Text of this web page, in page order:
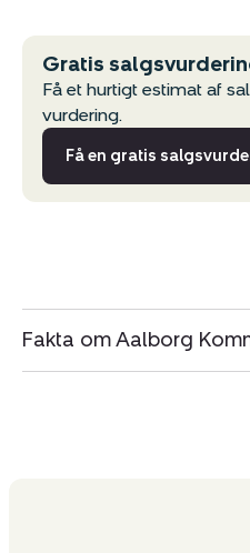
Gratis
Få et hurtigt estimat af
vurdering.
Få en gratis
Fakta om Aalborg